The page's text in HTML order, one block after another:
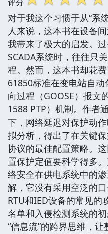
对于我这个习惯于从“系
人来说，这本书在设备
我带来了极大的启发。
SCADA系统时，往往只
程。然而，这本书却花
61850标准在变电站自
向过程（GOOSE）报文
1588 PTP）机制。作者
下，网络延迟对保护动
拟分析，得出了在关键
协议的最佳配置策略。
置保护定值要科学得多
络安全在供电系统中的
解，它没有采用空泛的
RTU和IED设备的常见的
名单和入侵检测系统的
“信息流”的跨界思维，